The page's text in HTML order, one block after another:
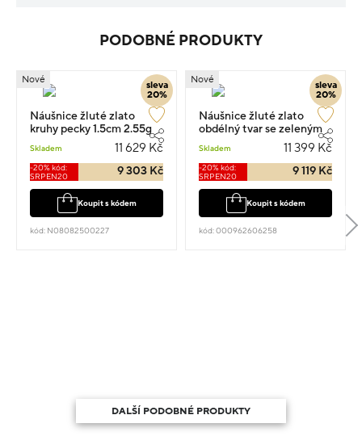
PODOBNÉ PRODUKTY
sleva
20%
Nové
Náušnice žluté zlato
kruhy pecky 1.5cm 2.55g
Skladem 11 629 Kč
-20% kód:
SRPEN20
9 303 Kč
Koupit s kódem
kód: N08082500227
sleva
20%
Nové
Náušnice žluté zlato
obdélný tvar se zeleným
kamenem 1.0cm 2.5g
Skladem 11 399 Kč
-20% kód:
SRPEN20
9 119 Kč
Koupit s kódem
kód: 000962606258
DALŠÍ PODOBNÉ PRODUKTY